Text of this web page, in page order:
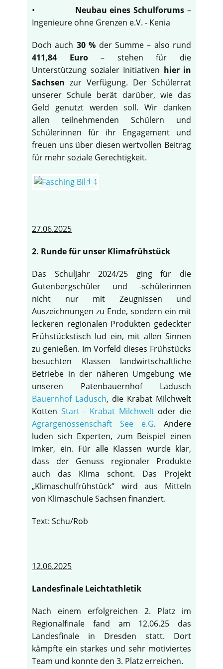
• Neubau eines Schulforums –
Ingenieure ohne Grenzen e.V. - Kenia
Doch auch 30 % der Summe – also rund
411,84 Euro– stehen für die
Unterstützung sozialer Initiativen hier in
Sachsen zur Verfügung. Der Schülerrat
unserer Schule berät darüber, wie das
Geld genutzt werden soll. Wir danken
allen teilnehmenden Schülern und
Schülerinnen für ihr Engagement und
freuen uns über diesen wertvollen Beitrag
für mehr soziale Gerechtigkeit.
27.06.2025
2. Runde für unser Klimafrühstück
Das Schuljahr 2024/25 ging für die
Gutenbergschüler und -schülerinnen
nicht nur mit Zeugnissen und
Auszeichnungen zu Ende, sondern ein mit
leckeren regionalen Produkten gedeckter
Frühstückstisch lud ein, mit allen Sinnen
zu genießen. Im Vorfeld dieses Frühstücks
besuchten Klassen landwirtschaftliche
Betriebe in der näheren Umgebung wie
unseren Patenbauernhof Ladusch
Bauernhof Ladusch, die Krabat Milchwelt
Kotten Start - Krabat Milchweltoder die
Agrargenossenschaft See e.G. Andere
luden sich Experten, zum Beispiel einen
Imker, ein. Für alle Klassen wurde klar,
dass der Genuss regionaler Produkte
auch das Klima schont. Das Projekt
„Klimaschulfrühstück“ wird aus Mitteln
von Klimaschule Sachsen finanziert.
Text: Schu/Rob
12.06.2025
Landesfinale Leichtathletik
Nach einem erfolgreichen 2. Platz im
Regionalfinale fand am 12.06.25 das
Landesfinale in Dresden statt. Dort
kämpfte ein starkes und sehr motiviertes
Team und konnte den 3. Platz erreichen.